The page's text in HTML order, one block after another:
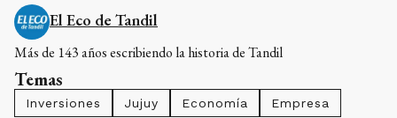
El Eco de Tandil
Más de 143 años escribiendo la historia de Tandil
Temas
Inversiones Jujuy Economía Empresa